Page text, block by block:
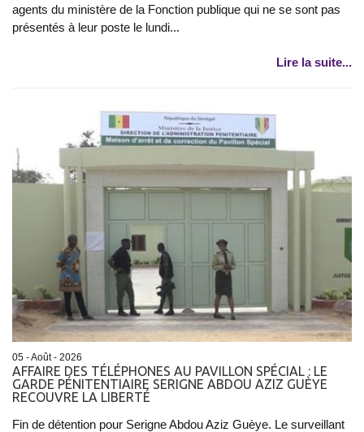
agents du ministère de la Fonction publique qui ne se sont pas
présentés à leur poste le lundi...
Lire la suite...
05 - Août - 2026
AFFAIRE DES TÉLÉPHONES AU PAVILLON SPÉCIAL : LE
GARDE PÉNITENTIAIRE SERIGNE ABDOU AZIZ GUÈYE
RECOUVRE LA LIBERTÉ
Fin de détention pour Serigne Abdou Aziz Guèye. Le surveillant